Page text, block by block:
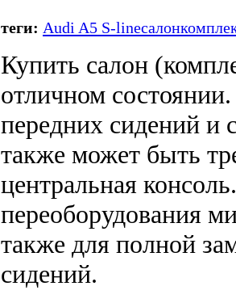
теги: Audi A5 S-lineсалон
Купить салон
отличном
передних сидений и
также может быть
центральная
переоборудования
также для полной
сидений.